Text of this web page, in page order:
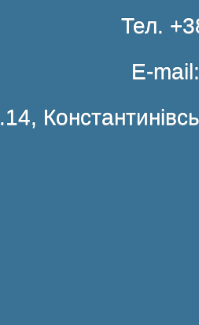
Тел.
E-